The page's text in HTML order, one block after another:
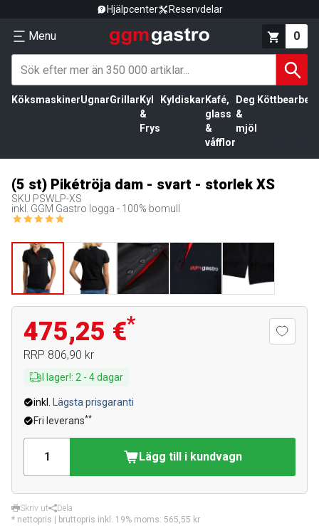
Hjälpcenter Reservdelar
Menu 0
KöksmaskinerUgnarGrillar Kyl
&
Frys
Kyldiskar Kafé,
glass
&
våfflor
Deg
&
mjöl
(5 st) Pikétröja dam - svart - storlek XS
SKU PSWLP-XS
inkl. GGM Gastro logga - 100% bomull
475,25 €*
RRP 806,90 kr
I lager!: 2 - 4dagar
inkl.
Lägsta prisgaranti
Fri leverans**
Lägg till i kundvagn
Skriv ut
Dela
* nettopris | bruttopris inkl. 19% moms: 565,55 kr